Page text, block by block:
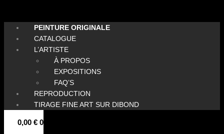
PEINTURE ORIGINALE
CATALOGUE
L’ARTISTE
À PROPOS
EXPOSITIONS
FAQ’S
REPRODUCTION
TIRAGE FINE ART SUR DIBOND
0,00 € 0